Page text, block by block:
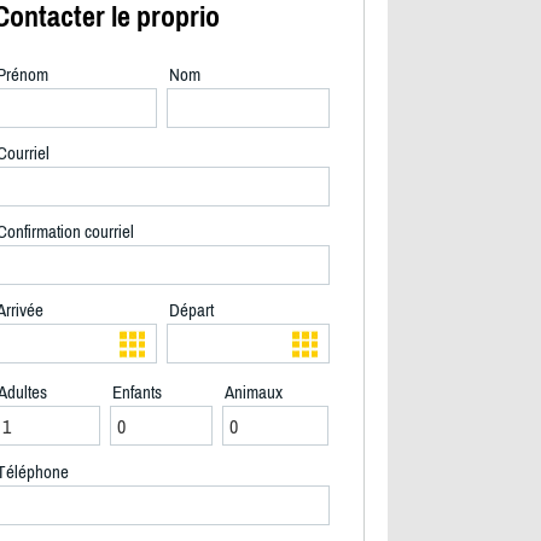
le proprio
Nom
courriel
Départ
Enfants Animaux